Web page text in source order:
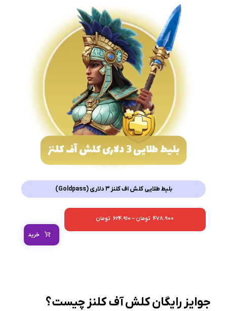
بلیط طلایی کلش اف کلنز 3 دلاری (Goldpass)
478.900 تومان–
624.910 تومان
خرید
جوایز رایگان کلش آف کلنز چیست؟